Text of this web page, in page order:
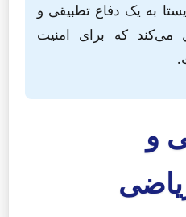
به یک دفاع تطبیقی و
می‌کند که برای امنیت
و